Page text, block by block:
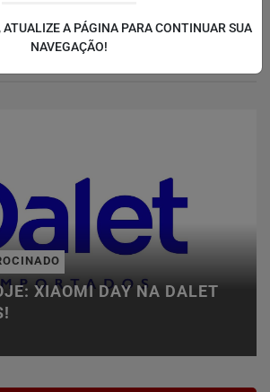
XIAOMI DAY NA DALET
A PÁGINA PARA CONTINUAR SUA
NAVEGAÇÃO!